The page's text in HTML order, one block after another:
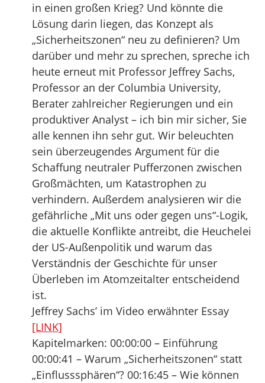
in einen großen Krieg? Und könnte die
Lösung darin liegen, das Konzept als
„Sicherheitszonen“ neu zu definieren? Um
darüber und mehr zu sprechen, spreche ich
heute erneut mit Professor Jeffrey Sachs,
Professor an der Columbia University,
Berater zahlreicher Regierungen und ein
produktiver Analyst – ich bin mir sicher, Sie
alle kennen ihn sehr gut. Wir beleuchten
sein überzeugendes Argument für die
Schaffung neutraler Pufferzonen zwischen
Großmächten, um Katastrophen zu
verhindern. Außerdem analysieren wir die
gefährliche „Mit uns oder gegen uns“-Logik,
die aktuelle Konflikte antreibt, die Heuchelei
der US-Außenpolitik und warum das
Verständnis der Geschichte für unser
Überleben im Atomzeitalter entscheidend
ist.
Jeffrey Sachs’ im Video erwähnter Essay
[LINK]
Kapitelmarken: 00:00:00 – Einführung
00:00:41 – Warum „Sicherheitszonen“ statt
„Einflusssphären“? 00:16:45 – Wie können